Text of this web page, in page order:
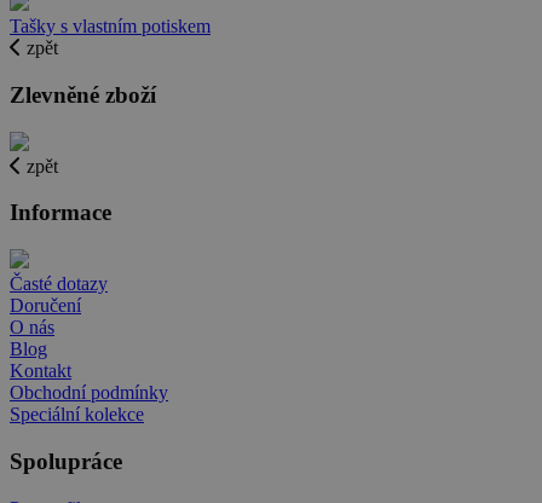
Tašky s vlastním potiskem
zpět
Zlevněné zboží
zpět
Informace
Časté dotazy
Doručení
O nás
Blog
Kontakt
Obchodní podmínky
Speciální kolekce
Spolupráce